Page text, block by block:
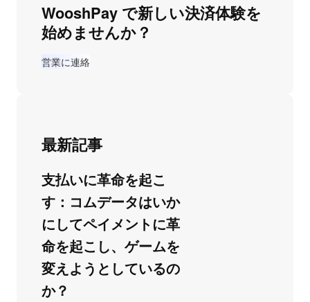
WooshPay で新しい決済体験を
始めませんか？
営業に連絡
最新記事
支払いに革命を起こ
す：コムデータはいか
にしてペイメントに革
命を起こし、ゲームを
変えようとしているの
か？